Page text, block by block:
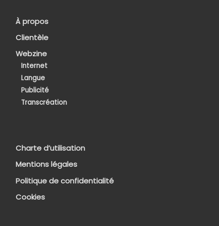
À propos
Clientèle
Webzine
Internet
Langue
Publicité
Transcréation
Charte d’utilisation
Mentions légales
Politique de confidentialité
Cookies